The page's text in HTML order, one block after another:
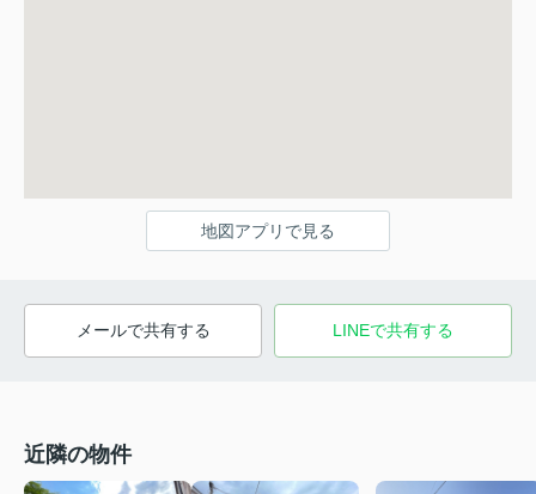
地図アプリで見る
メールで共有する LINEで共有する
近隣の物件